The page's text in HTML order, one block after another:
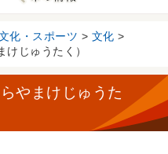
化・スポーツ > 文化 >
けじゅうたく）
やまけじゅうた